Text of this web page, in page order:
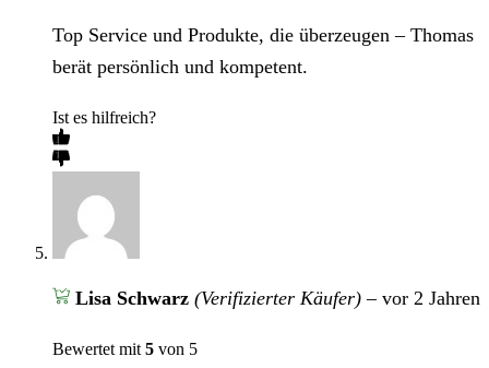
Top Service und Produkte, die überzeugen – Thomas
berät persönlich und kompetent.
Ist es hilfreich?
Lisa Schwarz (Verifizierter Käufer) – vor 2 Jahren
Bewertet mit 5 von 5